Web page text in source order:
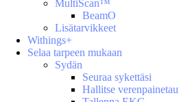
MultiScan™
BeamO
Lisätarvikkeet
Withings+
Selaa tarpeen mukaan
Sydän
Seuraa sykettäsi
Hallitse